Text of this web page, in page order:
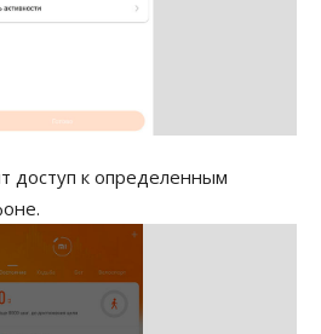
доступ к определенным